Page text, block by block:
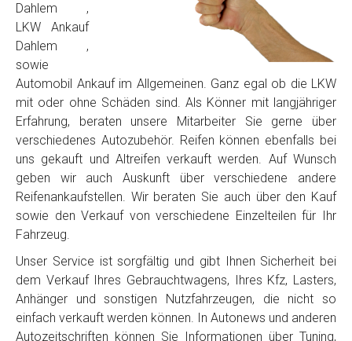
Dahlem ,
LKW Ankauf
Dahlem ,
sowie
Automobil Ankauf im Allgemeinen. Ganz egal ob die LKW
mit oder ohne Schäden sind. Als Könner mit langjähriger
Erfahrung, beraten unsere Mitarbeiter Sie gerne über
verschiedenes Autozubehör. Reifen können ebenfalls bei
uns gekauft und Altreifen verkauft werden. Auf Wunsch
geben wir auch Auskunft über verschiedene andere
Reifenankaufstellen. Wir beraten Sie auch über den Kauf
sowie den Verkauf von verschiedene Einzelteilen für Ihr
Fahrzeug.
Unser Service ist sorgfältig und gibt Ihnen Sicherheit bei
dem Verkauf Ihres Gebrauchtwagens, Ihres Kfz, Lasters,
Anhänger und sonstigen Nutzfahrzeugen, die nicht so
einfach verkauft werden können. In Autonews und anderen
Autozeitschriften können Sie Informationen über Tuning,